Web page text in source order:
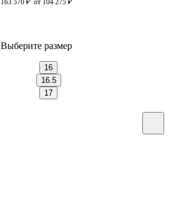
Выберите размер
16
16.5
17